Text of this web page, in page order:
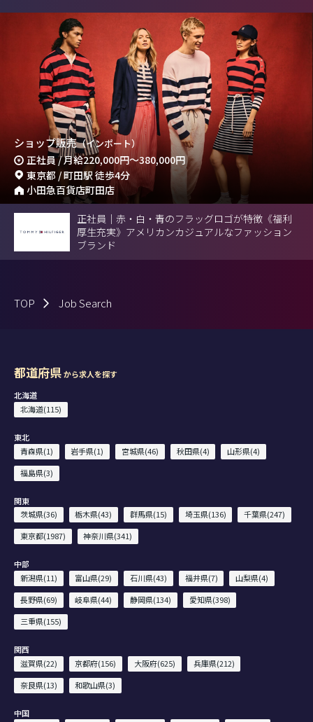
ショップ販売（インポート）
正社員 / 月給220,000円～380,000円
東京都 / 町田駅 徒歩4分
小田急百貨店町田店
正社員｜赤・白・青のフラッグロゴが特徴《福利
厚生充実》アメリカンカジュアルなファッション
ブランド
TOP Job Search
都道府県から求人を探す
北海道
北海道(115)
東北
青森県(1)
岩手県(1) 宮城県(46) 秋田県(4)
山形県(4)
福島県(3)
関東
茨城県(36)
栃木県(43) 群馬県(15) 埼玉県(136)
千葉県(247)
東京都(1987)
神奈川県(341)
中部
新潟県(11)
富山県(29) 石川県(43) 福井県(7)
山梨県(4)
長野県(69)
岐阜県(44) 静岡県(134)
愛知県(398)
三重県(155)
関西
滋賀県(22)
京都府(156) 大阪府(625)
兵庫県(212)
奈良県(13)
和歌山県(3)
中国